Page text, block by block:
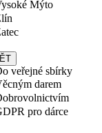
Mýto
veřejné sbírky
darem
pro dárce